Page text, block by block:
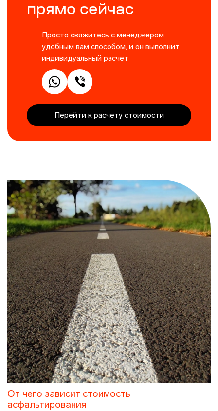
прямо сейчас
Просто свяжитесь с менеджером
удобным вам способом, и он выполнит
индивидуальный расчет
Перейти к расчету стоимости
От чего зависит стоимость
асфальтирования